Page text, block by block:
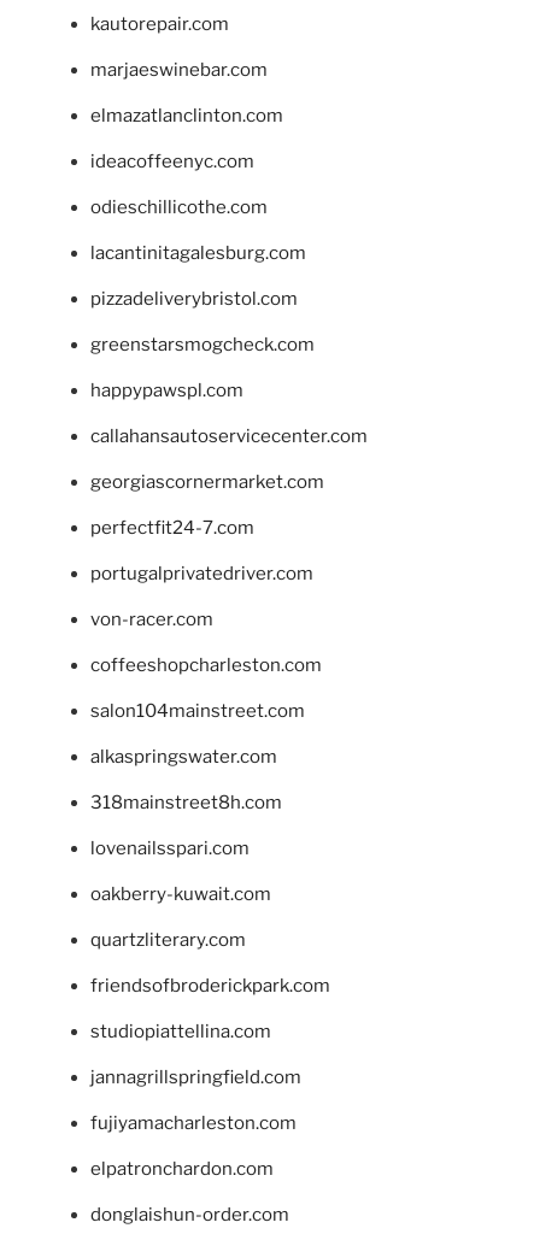
kautorepair.com
marjaeswinebar.com
elmazatlanclinton.com
ideacoffeenyc.com
odieschillicothe.com
lacantinitagalesburg.com
pizzadeliverybristol.com
greenstarsmogcheck.com
happypawspl.com
callahansautoservicecenter.com
georgiascornermarket.com
perfectfit24-7.com
portugalprivatedriver.com
von-racer.com
coffeeshopcharleston.com
salon104mainstreet.com
alkaspringswater.com
318mainstreet8h.com
lovenailsspari.com
oakberry-kuwait.com
quartzliterary.com
friendsofbroderickpark.com
studiopiattellina.com
jannagrillspringfield.com
fujiyamacharleston.com
elpatronchardon.com
donglaishun-order.com